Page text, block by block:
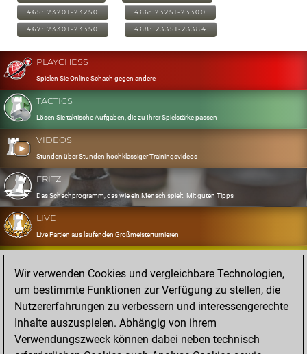
465: 23201-23250 466: 23251-23300
467: 23301-23350 468: 23351-23384
PLAYCHESS
Spielen Sie Online Schach gegen andere
TACTICS
Lösen Sie taktische Aufgaben, die zu Ihrer Spielstärke passen
VIDEOS
Stunden über Stunden hochklassiger Trainingsvideos
FRITZ
Das Schachprogramm, das wie ein Mensch spielt. Mit guten Tipps
LIVE
Live Partien aus laufenden Großmeisterturnieren
OPENINGS
Erfassen und Üben Sie Ihr Eröffnungsrepertoire
DATABASE
Acht Millionen starke Partien
MYGAMES
Speichern und analysieren Sie eigene Partien in der Cloud
Wir verwenden Cookies und vergleichbare Technologien,
um bestimmte Funktionen zur Verfügung zu stellen, die
Nutzererfahrungen zu verbessern und interessengerechte
Inhalte auszuspielen. Abhängig von ihrem
Verwendungszweck können dabei neben technisch